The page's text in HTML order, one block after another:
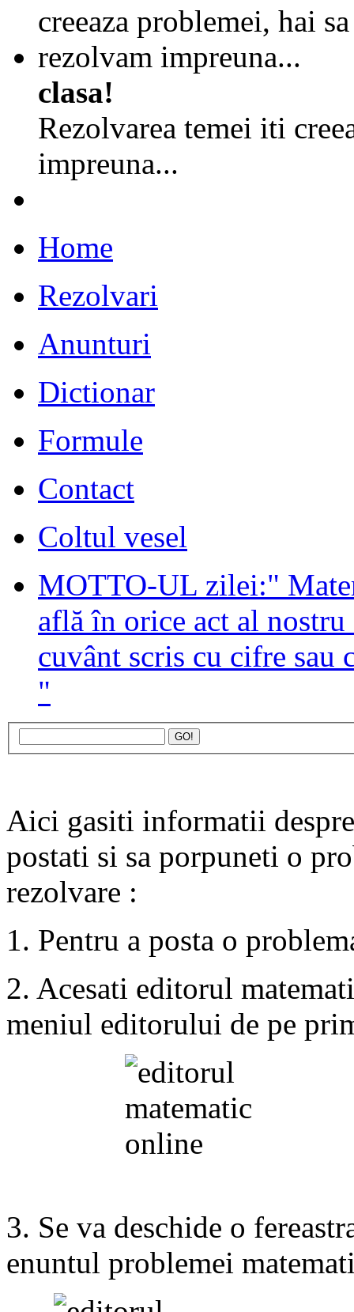
clasa!
Rezolvarea temei iti
impreuna...
Home
Rezolvari
Anunturi
Dictionar
Formule
Contact
Coltul vesel
MOTTO-UL zilei:"
află în orice act al nostru
cuvânt scris cu cifre sau
"
Aici gasiti informatii
postati si sa porpuneti o
rezolvare :
1. Pentru a posta o
2. Acesati editorul
meniul editorului de pe
3. Se va deschide o
enuntul problemei